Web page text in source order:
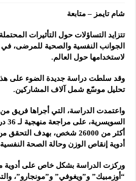
شام تايمز – متابعة
تتزايد التساؤلات حول التأثيرات
الجوانب النفسية والصحية للمرضى، في
لاستخدامها حول العالم.
وقد سلطت دراسة جديدة الضوء على
تحليل موسّع شمل آلاف المشاركين.
واعتمدت الدراسة، التي أجراها فريق
أكثر من 26000 شخص، بهدف
أدوية إنقاص الوزن وحالة الصحة
وركزت الدراسة بشكل خاص على أدوية
“أوزمبيك” و”ويغوفي” و”مونجارو”،